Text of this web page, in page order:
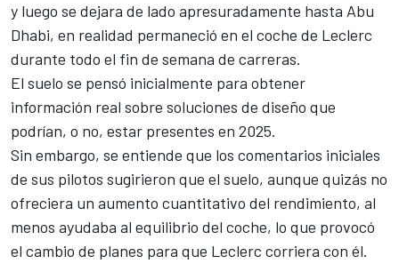
y luego se dejara de lado apresuradamente hasta Abu
Dhabi, en realidad permaneció en el coche de Leclerc
durante todo el fin de semana de carreras.
El suelo se pensó inicialmente para obtener
información real sobre soluciones de diseño que
podrían, o no, estar presentes en 2025.
Sin embargo, se entiende que los comentarios iniciales
de sus pilotos sugirieron que el suelo, aunque quizás no
ofreciera un aumento cuantitativo del rendimiento, al
menos ayudaba al equilibrio del coche, lo que provocó
el cambio de planes para que Leclerc corriera con él.